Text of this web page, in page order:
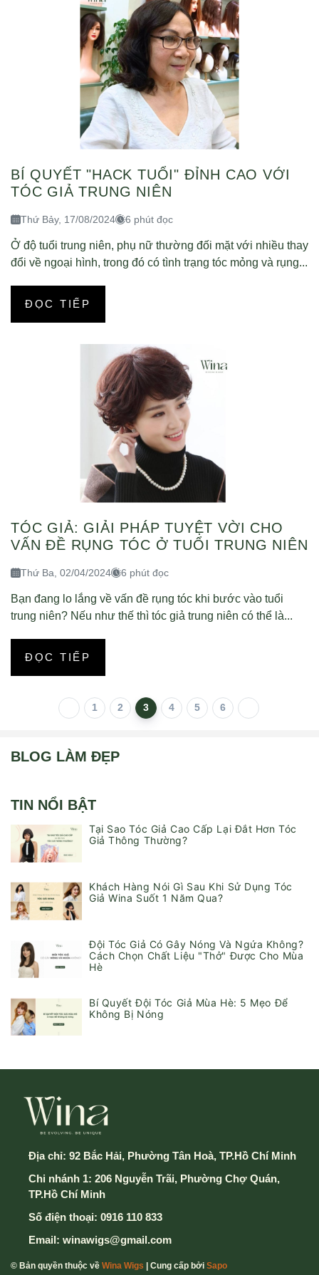
BÍ QUYẾT "HACK TUỔI" ĐỈNH CAO VỚI
TÓC GIẢ TRUNG NIÊN
Thứ Bảy, 17/08/2024 6 phút đọc
Ở độ tuổi trung niên, phụ nữ thường đối mặt với nhiều thay
đổi về ngoại hình, trong đó có tình trạng tóc mỏng và rụng...
ĐỌC TIẾP
TÓC GIẢ: GIẢI PHÁP TUYỆT VỜI CHO
VẤN ĐỀ RỤNG TÓC Ở TUỔI TRUNG NIÊN
Thứ Ba, 02/04/2024 6 phút đọc
Bạn đang lo lắng về vấn đề rụng tóc khi bước vào tuổi
trung niên? Nếu như thế thì tóc giả trung niên có thể là...
ĐỌC TIẾP
1 2 3 4 5 6
BLOG LÀM ĐẸP
TIN NỔI BẬT
Tại Sao Tóc Giả Cao Cấp Lại Đắt Hơn Tóc
Giả Thông Thường?
Khách Hàng Nói Gì Sau Khi Sử Dụng Tóc
Giả Wina Suốt 1 Năm Qua?
Đội Tóc Giả Có Gây Nóng Và Ngứa Không?
Cách Chọn Chất Liệu "Thở" Được Cho Mùa
Hè
Bí Quyết Đội Tóc Giả Mùa Hè: 5 Mẹo Để
Không Bị Nóng
Địa chỉ: 92 Bắc Hải, Phường Tân Hoà, TP.Hồ Chí Minh
Chi nhánh 1: 206 Nguyễn Trãi, Phường Chợ Quán,
TP.Hồ Chí Minh
Số điện thoại: 0916 110 833
Email: winawigs@gmail.com
© Bản quyền thuộc về Wina Wigs | Cung cấp bởi Sapo